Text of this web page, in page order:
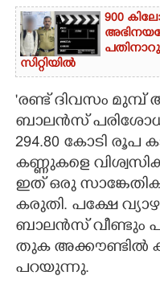
900
സിറ്റിയിൽ
'രണ്ട് ദിവസം മുമ്പ്
ബാലൻസ്
294.80 കോടി രൂപ
കണ്ണുകളെ
ഇത് ഒരു
കരുതി. പക്ഷേ
ബാലൻസ് വീണ്ടും
തുക അക്കൗണ്ടിൽ
പറയുന്നു.